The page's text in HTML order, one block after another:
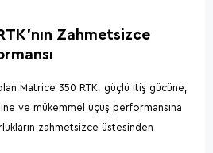
Zahmetsizce
Matrice 350 RTK, güçlü itiş gücüne,
ve mükemmel uçuş performansına
zahmetsizce üstesinden